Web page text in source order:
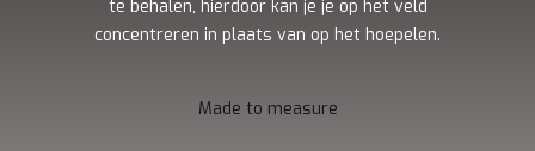
te behalen, hierdoor kan je je op het veld
concentreren in plaats van op het hoepelen.
Made to measure